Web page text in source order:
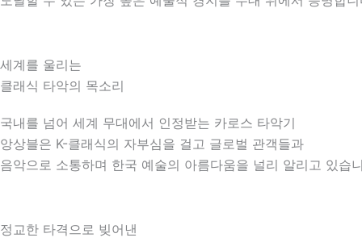
세계를 울리는
클래식 타악의 목소리
국내를 넘어 세계 무대에서 인정받는 카로스 타악기
앙상블은 K-클래식의 자부심을 걸고 글로벌 관객들과
음악으로 소통하며 한국 예술의 아름다움을 널리 알리고 있습
정교한 타격으로 빚어낸